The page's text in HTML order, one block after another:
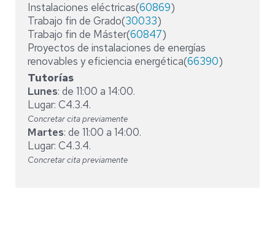
Instalaciones eléctricas(60869)
Trabajo fin de Grado(30033)
Trabajo fin de Máster(60847)
Proyectos de instalaciones de energías
renovables y eficiencia energética(66390)
Tutorías
Lunes: de 11:00 a 14:00.
Lugar: C4.3.4.
Concretar cita previamente
Martes: de 11:00 a 14:00.
Lugar: C4.3.4.
Concretar cita previamente